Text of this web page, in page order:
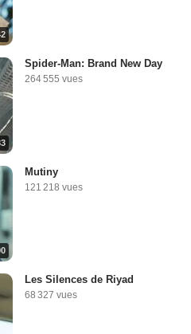
Spider-Man: Brand New Day
264 555 vues
Mutiny
121 218 vues
Les Silences de Riyad
68 327 vues